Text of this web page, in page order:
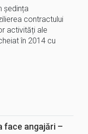
ședința
contractului
activități ale
în 2014 cu
face angajări –